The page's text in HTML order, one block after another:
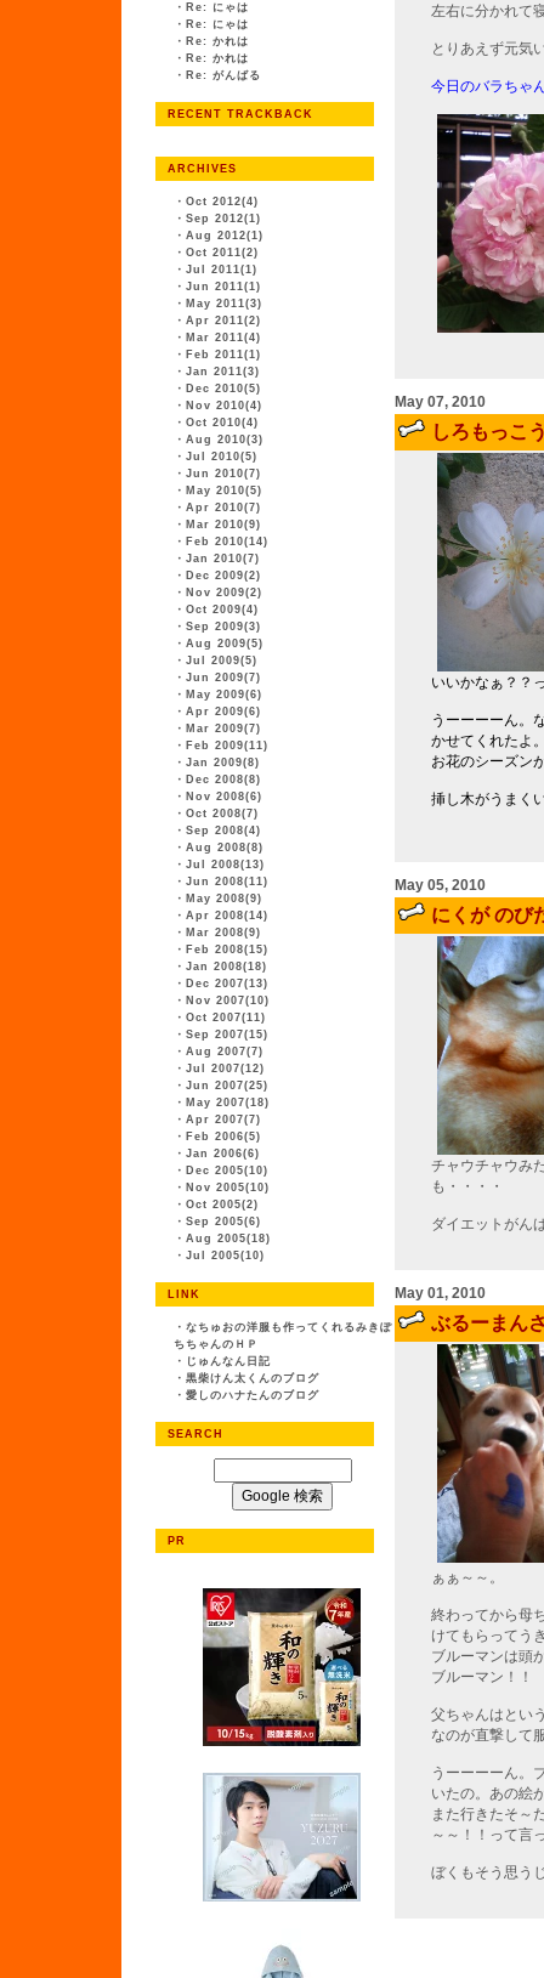
・ Re: にゃは
・ Re: にゃは
・ Re: かれは
・ Re: かれは
・ Re: がんばる
RECENT TRACKBACK
ARCHIVES
・ Oct 2012(4)
・ Sep 2012(1)
・ Aug 2012(1)
・ Oct 2011(2)
・ Jul 2011(1)
・ Jun 2011(1)
・ May 2011(3)
・ Apr 2011(2)
・ Mar 2011(4)
・ Feb 2011(1)
・ Jan 2011(3)
・ Dec 2010(5)
・ Nov 2010(4)
・ Oct 2010(4)
・ Aug 2010(3)
・ Jul 2010(5)
・ Jun 2010(7)
・ May 2010(5)
・ Apr 2010(7)
・ Mar 2010(9)
・ Feb 2010(14)
・ Jan 2010(7)
・ Dec 2009(2)
・ Nov 2009(2)
・ Oct 2009(4)
・ Sep 2009(3)
・ Aug 2009(5)
・ Jul 2009(5)
・ Jun 2009(7)
・ May 2009(6)
・ Apr 2009(6)
・ Mar 2009(7)
・ Feb 2009(11)
・ Jan 2009(8)
・ Dec 2008(8)
・ Nov 2008(6)
・ Oct 2008(7)
・ Sep 2008(4)
・ Aug 2008(8)
・ Jul 2008(13)
・ Jun 2008(11)
・ May 2008(9)
・ Apr 2008(14)
・ Mar 2008(9)
・ Feb 2008(15)
・ Jan 2008(18)
・ Dec 2007(13)
・ Nov 2007(10)
・ Oct 2007(11)
・ Sep 2007(15)
・ Aug 2007(7)
・ Jul 2007(12)
・ Jun 2007(25)
・ May 2007(18)
・ Apr 2007(7)
・ Feb 2006(5)
・ Jan 2006(6)
・ Dec 2005(10)
・ Nov 2005(10)
・ Oct 2005(2)
・ Sep 2005(6)
・ Aug 2005(18)
・ Jul 2005(10)
LINK
・ なちゅおの洋服も作ってくれるみきぽ
ちちゃんのＨＰ
・ じゅんなん日記
・ 黒柴けん太くんのブログ
・ 愛しのハナたんのブログ
SEARCH
PR
左右に分かれて
とりあえず元気
今日のバラちゃ
May 07, 2010
しろもっこ
いいかなぁ？？
うーーーーん。
かせてくれたよ
お花のシーズン
挿し木がうまく
May 05, 2010
にくが のび
チャウチャウみ
も・・・・
ダイエットがん
May 01, 2010
ぶるーまん
ぁぁ～～。
終わってから母
けてもらってう
ブルーマンは頭
ブルーマン！！
父ちゃんはとい
なのが直撃して
うーーーーん。
いたの。あの絵
また行きたそ～
～～！！って言
ぼくもそう思う